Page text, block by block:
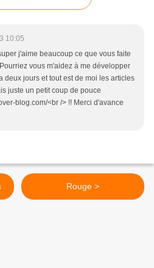
10:05
j'aime beaucoup ce que vous faite
vous m'aidez à me développer
deux jours et tout est de moi les articles
juste un petit coup de pouce
blog.com/<br /> !! Merci d'avance
Rouge >